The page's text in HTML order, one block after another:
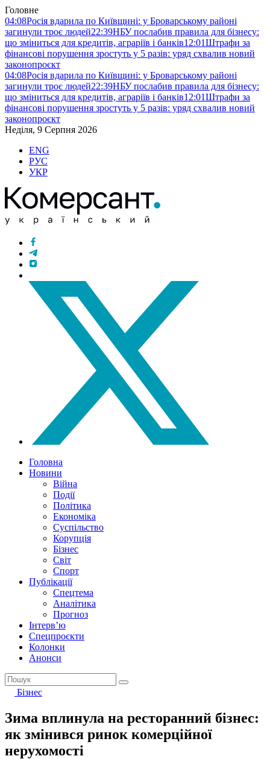
Головне
04:08Росія вдарила по Київщині: у Броварському районі
загинули троє людей22:39НБУ послабив правила для бізнесу:
що зміниться для кредитів, аграріїв і банків12:01Штрафи за
фінансові порушення зростуть у 5 разів: уряд схвалив новий
законопроєкт
04:08Росія вдарила по Київщині: у Броварському районі
загинули троє людей22:39НБУ послабив правила для бізнесу:
що зміниться для кредитів, аграріїв і банків12:01Штрафи за
фінансові порушення зростуть у 5 разів: уряд схвалив новий
законопроєкт
Неділя, 9 Серпня 2026
ENG
РУС
УКР
Головна
Новини
Війна
Події
Політика
Економіка
Суспільство
Корупція
Бізнес
Світ
Спорт
Публікації
Спецтема
Аналітика
Прогноз
Інтерв’ю
Спецпроєкти
Колонки
Анонси
Бізнес
Зима вплинула на ресторанний бізнес:
як змінився ринок комерційної
нерухомості